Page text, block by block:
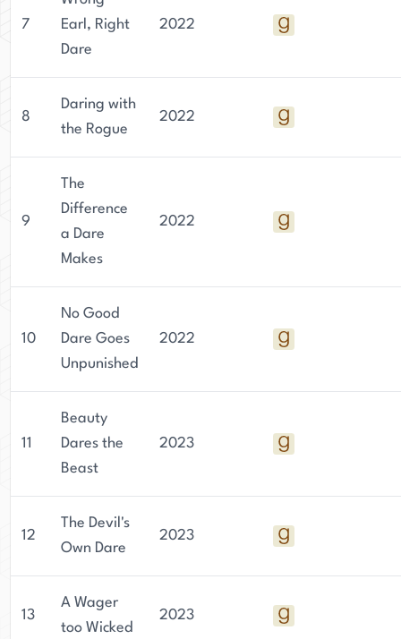
7
Earl, Right
Dare
2022
8
Daring with
the Rogue
2022
9
The
Difference
a Dare
Makes
2022
10
No Good
Dare Goes
Unpunished
2022
11
Beauty
Dares the
Beast
2023
12
The Devil's
Own Dare
2023
13
A Wager
too Wicked
2023